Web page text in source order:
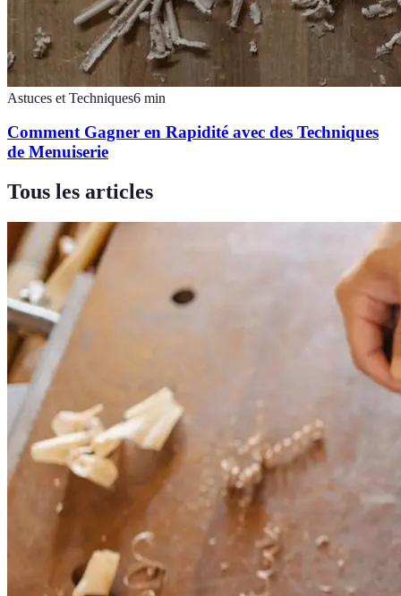
Astuces et Techniques6 min
Comment Gagner en Rapidité avec des Techniques
de Menuiserie
Tous les articles